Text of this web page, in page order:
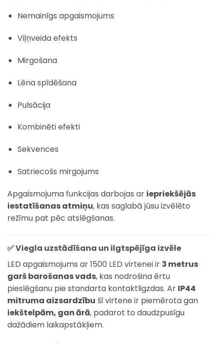
Nemainīgs apgaismojums
Viļņveida efekts
Mirgošana
Lēna spīdēšana
Pulsācija
Kombinēti efekti
Sekvences
Satriecošs mirgojums
Apgaismojuma funkcijas darbojas ar iepriekšējās
iestatīšanas atmiņu, kas saglabā jūsu izvēlēto
režīmu pat pēc atslēgšanas.
✅ Viegla uzstādīšana un ilgtspējīga izvēle
LED apgaismojums ar 1500 LED virtenei ir 3 metrus
garš barošanas vads, kas nodrošina ērtu
pieslēgšanu pie standarta kontaktligzdas. Ar IP44
mitruma aizsardzību šī virtene ir piemērota gan
iekštelpām, gan ārā, padarot to daudzpusīgu
dažādiem laikapstākļiem.